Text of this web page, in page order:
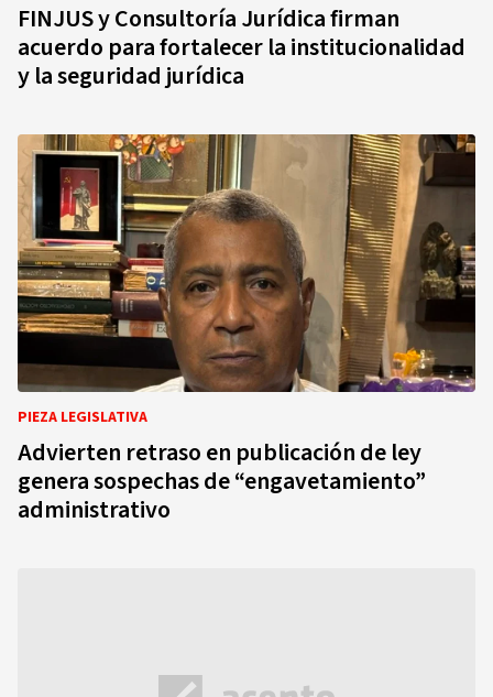
FINJUS y Consultoría Jurídica firman
acuerdo para fortalecer la institucionalidad
y la seguridad jurídica
PIEZA LEGISLATIVA
Advierten retraso en publicación de ley
genera sospechas de “engavetamiento”
administrativo